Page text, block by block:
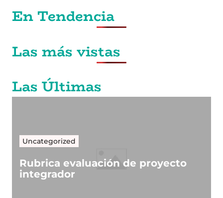
En Tendencia
Las más vistas
Las Últimas
Uncategorized
Rubrica evaluación de proyecto
integrador